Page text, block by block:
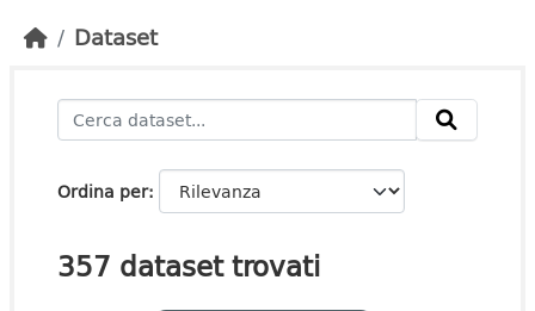
Dataset
Ordina per
357 dataset trovati